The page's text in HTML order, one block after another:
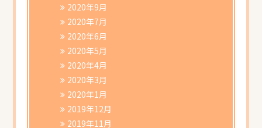
2020年9月
2020年7月
2020年6月
2020年5月
2020年4月
2020年3月
2020年1月
2019年12月
2019年11月